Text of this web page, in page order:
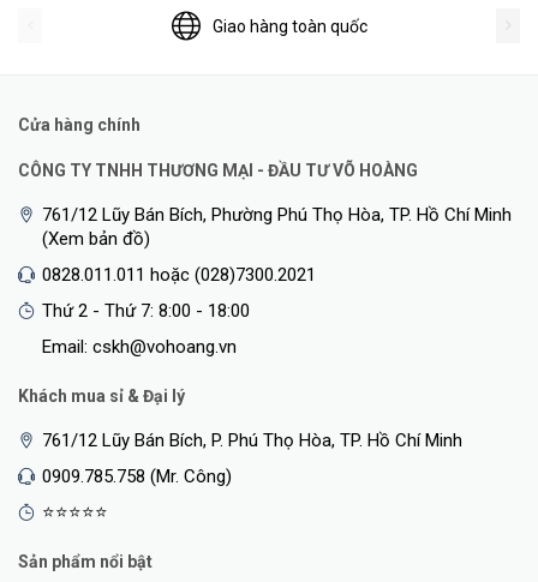
Giao hàng toàn quốc
Cửa hàng chính
CÔNG TY TNHH THƯƠNG MẠI - ĐẦU TƯ VÕ HOÀNG
761/12 Lũy Bán Bích, Phường Phú Thọ Hòa, TP. Hồ Chí Minh
(Xem bản đồ)
0828.011.011 hoặc (028)7300.2021
Thứ 2 - Thứ 7: 8:00 - 18:00
Email: cskh@vohoang.vn
Khách mua sỉ & Đại lý
761/12 Lũy Bán Bích, P. Phú Thọ Hòa, TP. Hồ Chí Minh
0909.785.758 (Mr. Công)
⭐⭐⭐⭐⭐
Sản phẩm nổi bật